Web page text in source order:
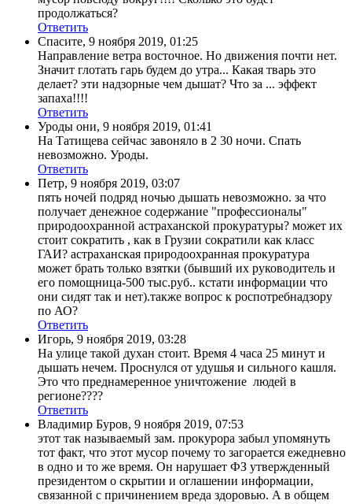
продолжаться?
Ответить
Спасите, 9 ноября 2019, 01:25
Направление ветра восточное. Но движения почти нет.
Значит глотать гарь будем до утра... Какая тварь это
делает? эти надзорные чем дышат? Что за ... эффект
запаха!!!!
Ответить
Уроды они, 9 ноября 2019, 01:41
На Татищева сейчас завоняло в 2 30 ночи. Спать
невозможно. Уроды.
Ответить
Петр, 9 ноября 2019, 03:07
пять ночей подряд ночью дышать невозможно. за что
получает денежное содержание "профессионалы"
природоохранной астраханской прокуратуры? может их
стоит сократить , как в Грузии сократили как класс
ГАИ? астраханская природоохранная прокуратура
может брать только взятки (бывший их руководитель и
его помощница-500 тыс.руб.. кстати информации что
они сидят так и нет).также вопрос к роспотребнадзору
по АО?
Ответить
Игорь, 9 ноября 2019, 03:28
На улице такой духан стоит. Время 4 часа 25 минут и
дышать нечем. Проснулся от удушья и сильного кашля.
Это что преднамеренное уничтожение людей в
регионе????
Ответить
Владимир Буров, 9 ноября 2019, 07:53
этот так называемый зам. прокурора забыл упомянуть
тот факт, что этот мусор почему то загорается ежедневно
в одно и то же время. Он нарушает ФЗ утвержденный
президентом о скрытии и оглашении информации,
связанной с причинением вреда здоровью. А в общем